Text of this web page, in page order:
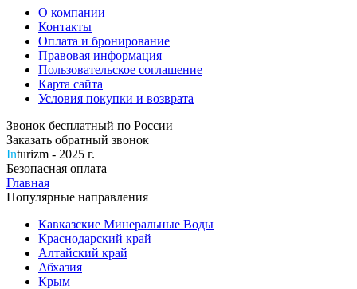
О компании
Контакты
Оплата и бронирование
Правовая информация
Пользовательское соглашение
Карта сайта
Условия покупки и возврата
Звонок бесплатный по России
Заказать обратный звонок
Inturizm - 2025 г.
Безопасная оплата
Главная
Популярные направления
Кавказские Минеральные Воды
Краснодарский край
Алтайский край
Абхазия
Крым